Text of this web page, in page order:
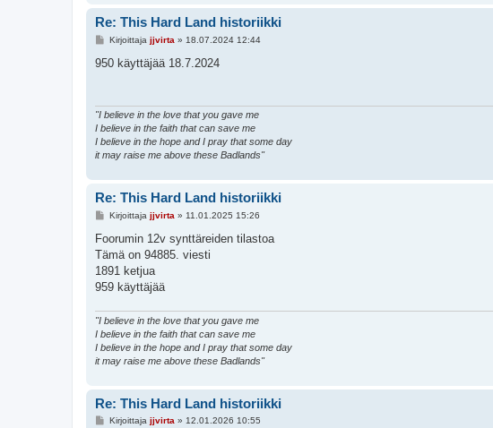
Re: This Hard Land historiikki
V
e
Kirjoittaja jjvirta » 18.07.2024 12:44
950 käyttäjää 18.7.2024
"I believe in the love that you gave me
I believe in the faith that can save me
I believe in the hope and I pray that some day
it may raise me above these Badlands"
Re: This Hard Land historiikki
V
e
t
i
Kirjoittaja jjvirta » 11.01.2025 15:26
Foorumin 12v synttäreiden tilastoa
Tämä on 94885. viesti
1891 ketjua
959 käyttäjää
"I believe in the love that you gave me
I believe in the faith that can save me
I believe in the hope and I pray that some day
it may raise me above these Badlands"
Re: This Hard Land historiikki
VKirjoittaja jjvirta » 12.01.2026 10:55